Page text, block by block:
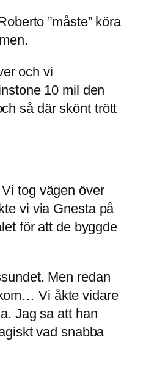
”måste” köra
och vi
10 mil den
så där skönt trött
tog vägen över
vi via Gnesta på
för att de byggde
Men redan
Vi åkte vidare
Jag sa att han
vad snabba